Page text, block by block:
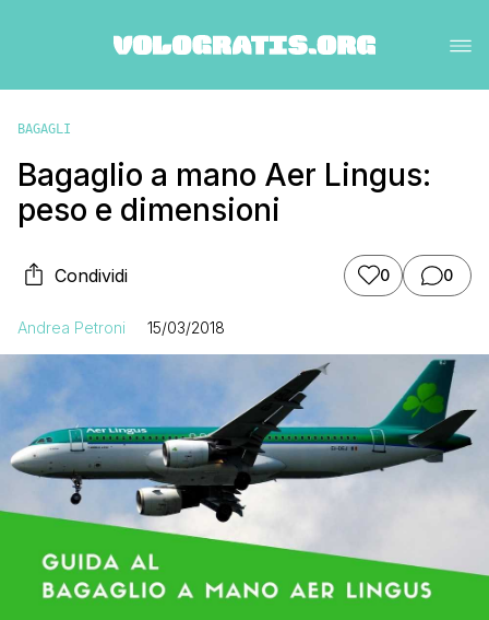
BAGAGLI
Bagaglio a mano Aer Lingus:
peso e dimensioni
Condividi 0 0
Andrea Petroni 15/03/2018